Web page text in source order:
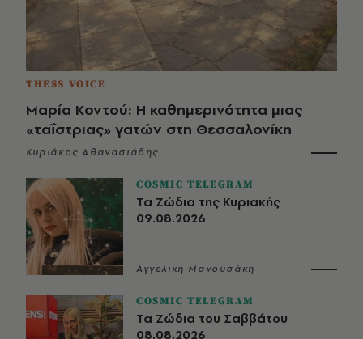
THESS VOICE
Μαρία Κοντού: Η καθημερινότητα μιας
«ταΐστριας» γατών στη Θεσσαλονίκη
Κυριάκος Αθανασιάδης
COSMIC TELEGRAM
Τα Ζώδια της Κυριακής
09.08.2026
Αγγελική Μανουσάκη
COSMIC TELEGRAM
Τα Ζώδια του Σαββάτου
08.08.2026